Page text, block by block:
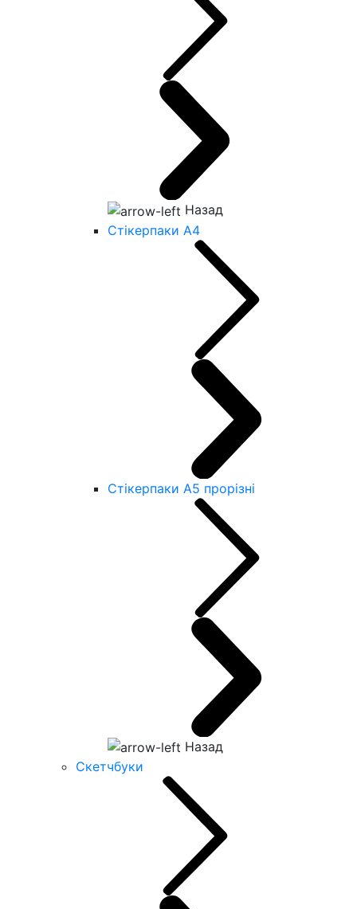
Назад
Стікерпаки А4
Стікерпаки А5 прорізні
Назад
Скетчбуки